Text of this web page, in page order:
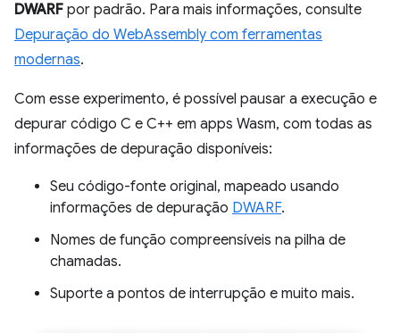
DWARF por padrão. Para mais informações, consulte
Depuração do WebAssembly com ferramentas
modernas.
Com esse experimento, é possível pausar a execução e
depurar código C e C++ em apps Wasm, com todas as
informações de depuração disponíveis:
Seu código-fonte original, mapeado usando
informações de depuração DWARF.
Nomes de função compreensíveis na pilha de
chamadas.
Suporte a pontos de interrupção e muito mais.